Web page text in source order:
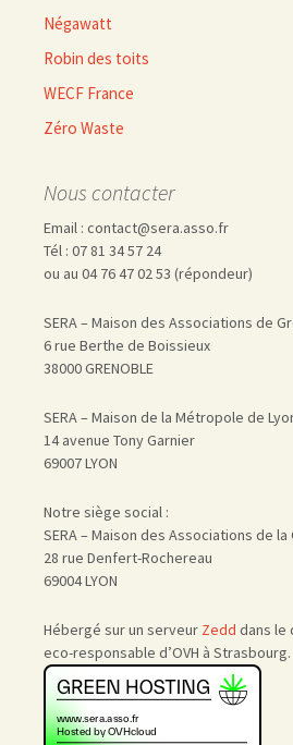
Négawatt
Robin des toits
WECF France
Zéro Waste
Nous contacter
Email : contact@sera.asso.fr
Tél : 07 81 34 57 24
ou au 04 76 47 02 53 (répondeur)
SERA – Maison des Associations de
6 rue Berthe de Boissieux
38000 GRENOBLE
SERA – Maison de la Métropole de
14 avenue Tony Garnier
69007 LYON
Notre siège social :
SERA – Maison des Associations de la
28 rue Denfert-Rochereau
69004 LYON
Hébergé sur un serveur Zedd dans le
eco-responsable d’OVH à Strasbourg.